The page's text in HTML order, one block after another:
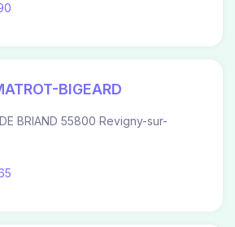
BIGEARD
BRIAND 55800 Revigny-sur-